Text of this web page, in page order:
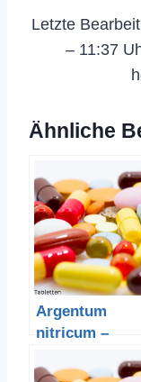
Letzte
– 11:37
Ähnliche
Argentum
nitricum –